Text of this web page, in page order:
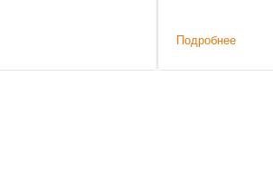
Подробнее